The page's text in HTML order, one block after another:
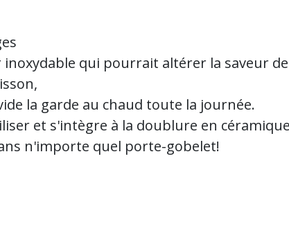
qui pourrait altérer la saveur
la garde au chaud toute la journée.
et s'intègre à la doublure en
n'importe quel porte-gobelet!